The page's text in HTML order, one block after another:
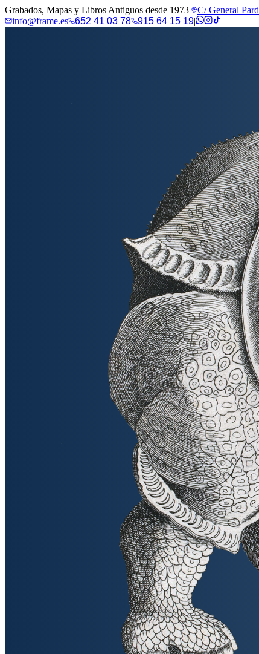
Grabados, Mapas y Libros Antiguos desde 1973|
C/ General
info@frame.es
652 41 03 78 915 64 15 19|